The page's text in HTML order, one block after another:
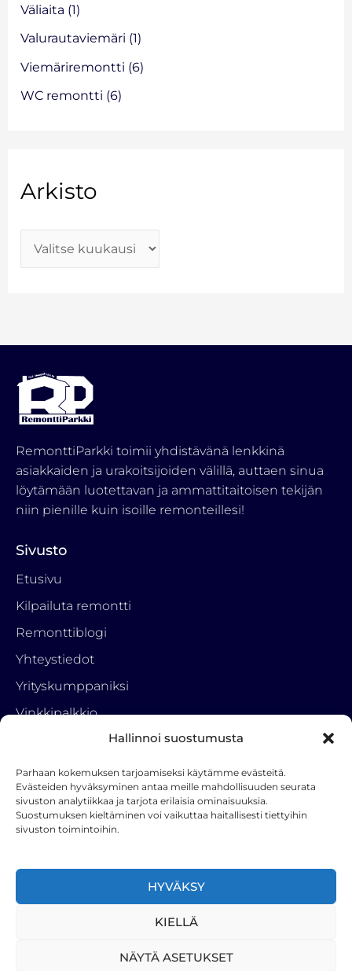
Hallinnoi suostumusta
Parhaan kokemuksen tarjoamiseksi käytämme evästeitä.
Evästeiden hyväksyminen antaa meille mahdollisuuden seurata
sivuston analytiikkaa ja tarjota erilaisia ominaisuuksia.
Suostumuksen kieltäminen voi vaikuttaa haitallisesti tiettyihin
sivuston toimintoihin.
HYVÄKSY
KIELLÄ
NÄYTÄ ASETUKSET
Väliaita (1)
Valurautaviemäri (1)
Viemäriremontti (6)
WC remontti (6)
Arkisto
RemonttiParkki toimii yhdistävänä lenkkinä
asiakkaiden ja urakoitsijoiden välillä, auttaen sinua
löytämään luotettavan ja ammattitaitoisen tekijän
niin pienille kuin isoille remonteillesi!
Sivusto
Etusivu
Kilpailuta remontti
Remonttiblogi
Yhteystiedot
Yrityskumppaniksi
Vinkkipalkkio
Tietosuojaseloste
Ota yhteyttä
RemonttiParkki
050 3222 001
a